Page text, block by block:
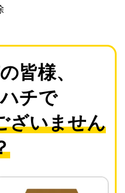
て
皆様、
チで
ざいません